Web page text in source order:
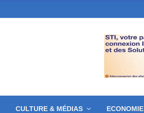
CULTURE & MÉDIAS ECONOMIE